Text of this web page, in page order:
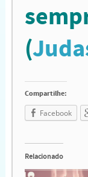
(
Compartilhe:
Facebook
Relacionado